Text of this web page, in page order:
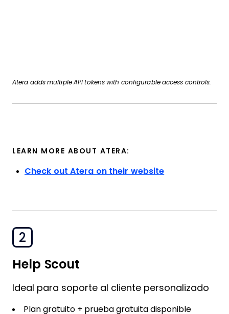
Atera adds multiple API tokens with configurable access controls.
LEARN MORE ABOUT ATERA:
Check out Atera on their website
2
Help Scout
Ideal para soporte al cliente personalizado
Plan gratuito + prueba gratuita disponible